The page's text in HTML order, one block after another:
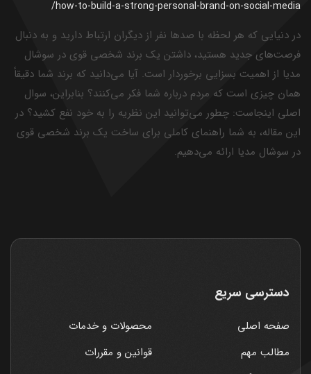
/how-to-build-a-strong-personal-brand-on-social-media
در دنیایی که هر لحظه با صدها نفر از دیگران ارتباط دارید و به دنبال
فرصت‌های جدید هستید، داشتن یک برند شخصی قوی در سوشال
مدیا از اهمیت بسزایی برخوردار است. آیا می‌دانید که برند شما دقیقاً
همان چیزی است که مردم درباره شما فکر می‌کنند؟ بنابراین، سوال
اصلی اینجاست: چطور می‌توانید این نظریه را به خود نفع کشید؟ در
این مقاله، به شما راهنمای کاملی برای ساخت یک برند شخصی قوی
در سوشال مدیا ارائه می‌دهیم.
دسترسی سریع
صفحه اصلی
محصولات و خدمات
مطالب مهم
قوانین و مقررات